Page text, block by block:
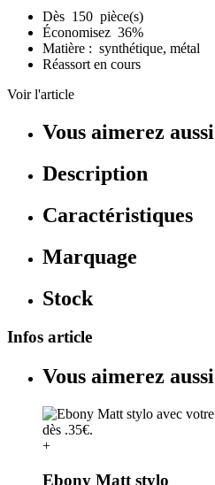
Dès 150 pièce(s)
Économisez 36%
Matière : synthétique, métal
Réassort en cours
Voir l'article
Vous aimerez aussi
Description
Caractéristiques
Marquage
Stock
Infos article
Vous aimerez aussi
+
Ebony Matt stylo